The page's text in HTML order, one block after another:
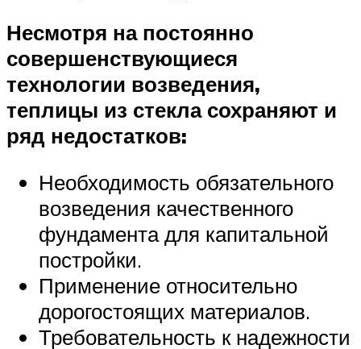
Несмотря на постоянно
совершенствующиеся
технологии возведения,
теплицы из стекла сохраняют и
ряд недостатков:
Необходимость обязательного
возведения качественного
фундамента для капитальной
постройки.
Применение относительно
дорогостоящих материалов.
Требовательность к надежности